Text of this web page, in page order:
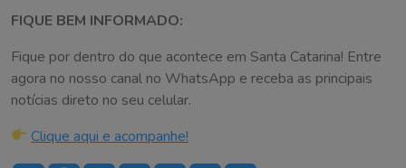
FIQUE BEM INFORMADO:
Fique por dentro do que acontece em Santa Catarina! Entre
agora no nosso canal no WhatsApp e receba as principais
notícias direto no seu celular.
Clique aqui e acompanhe!